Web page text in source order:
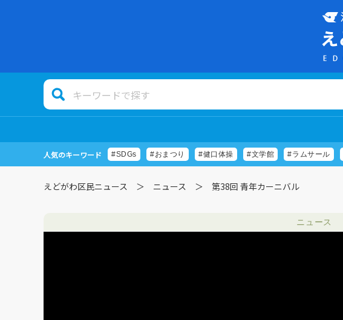
人気のキーワード #SDGs #おまつり #健口体操 #文学館 #ラムサール
えどがわ区民ニュース ニュース 第38回 青年カーニバル
ニュース